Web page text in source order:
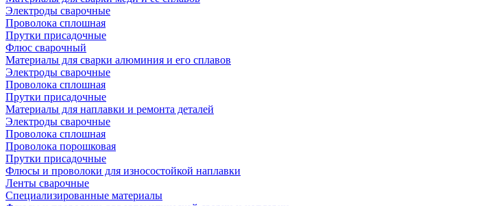
Электроды сварочные
Проволока сплошная
Прутки присадочные
Флюс сварочный
Материалы для сварки алюминия и его сплавов
Электроды сварочные
Проволока сплошная
Прутки присадочные
Материалы для наплавки и ремонта деталей
Электроды сварочные
Проволока сплошная
Проволока порошковая
Прутки присадочные
Флюсы и проволоки для износостойкой наплавки
Ленты сварочные
Специализированные материалы